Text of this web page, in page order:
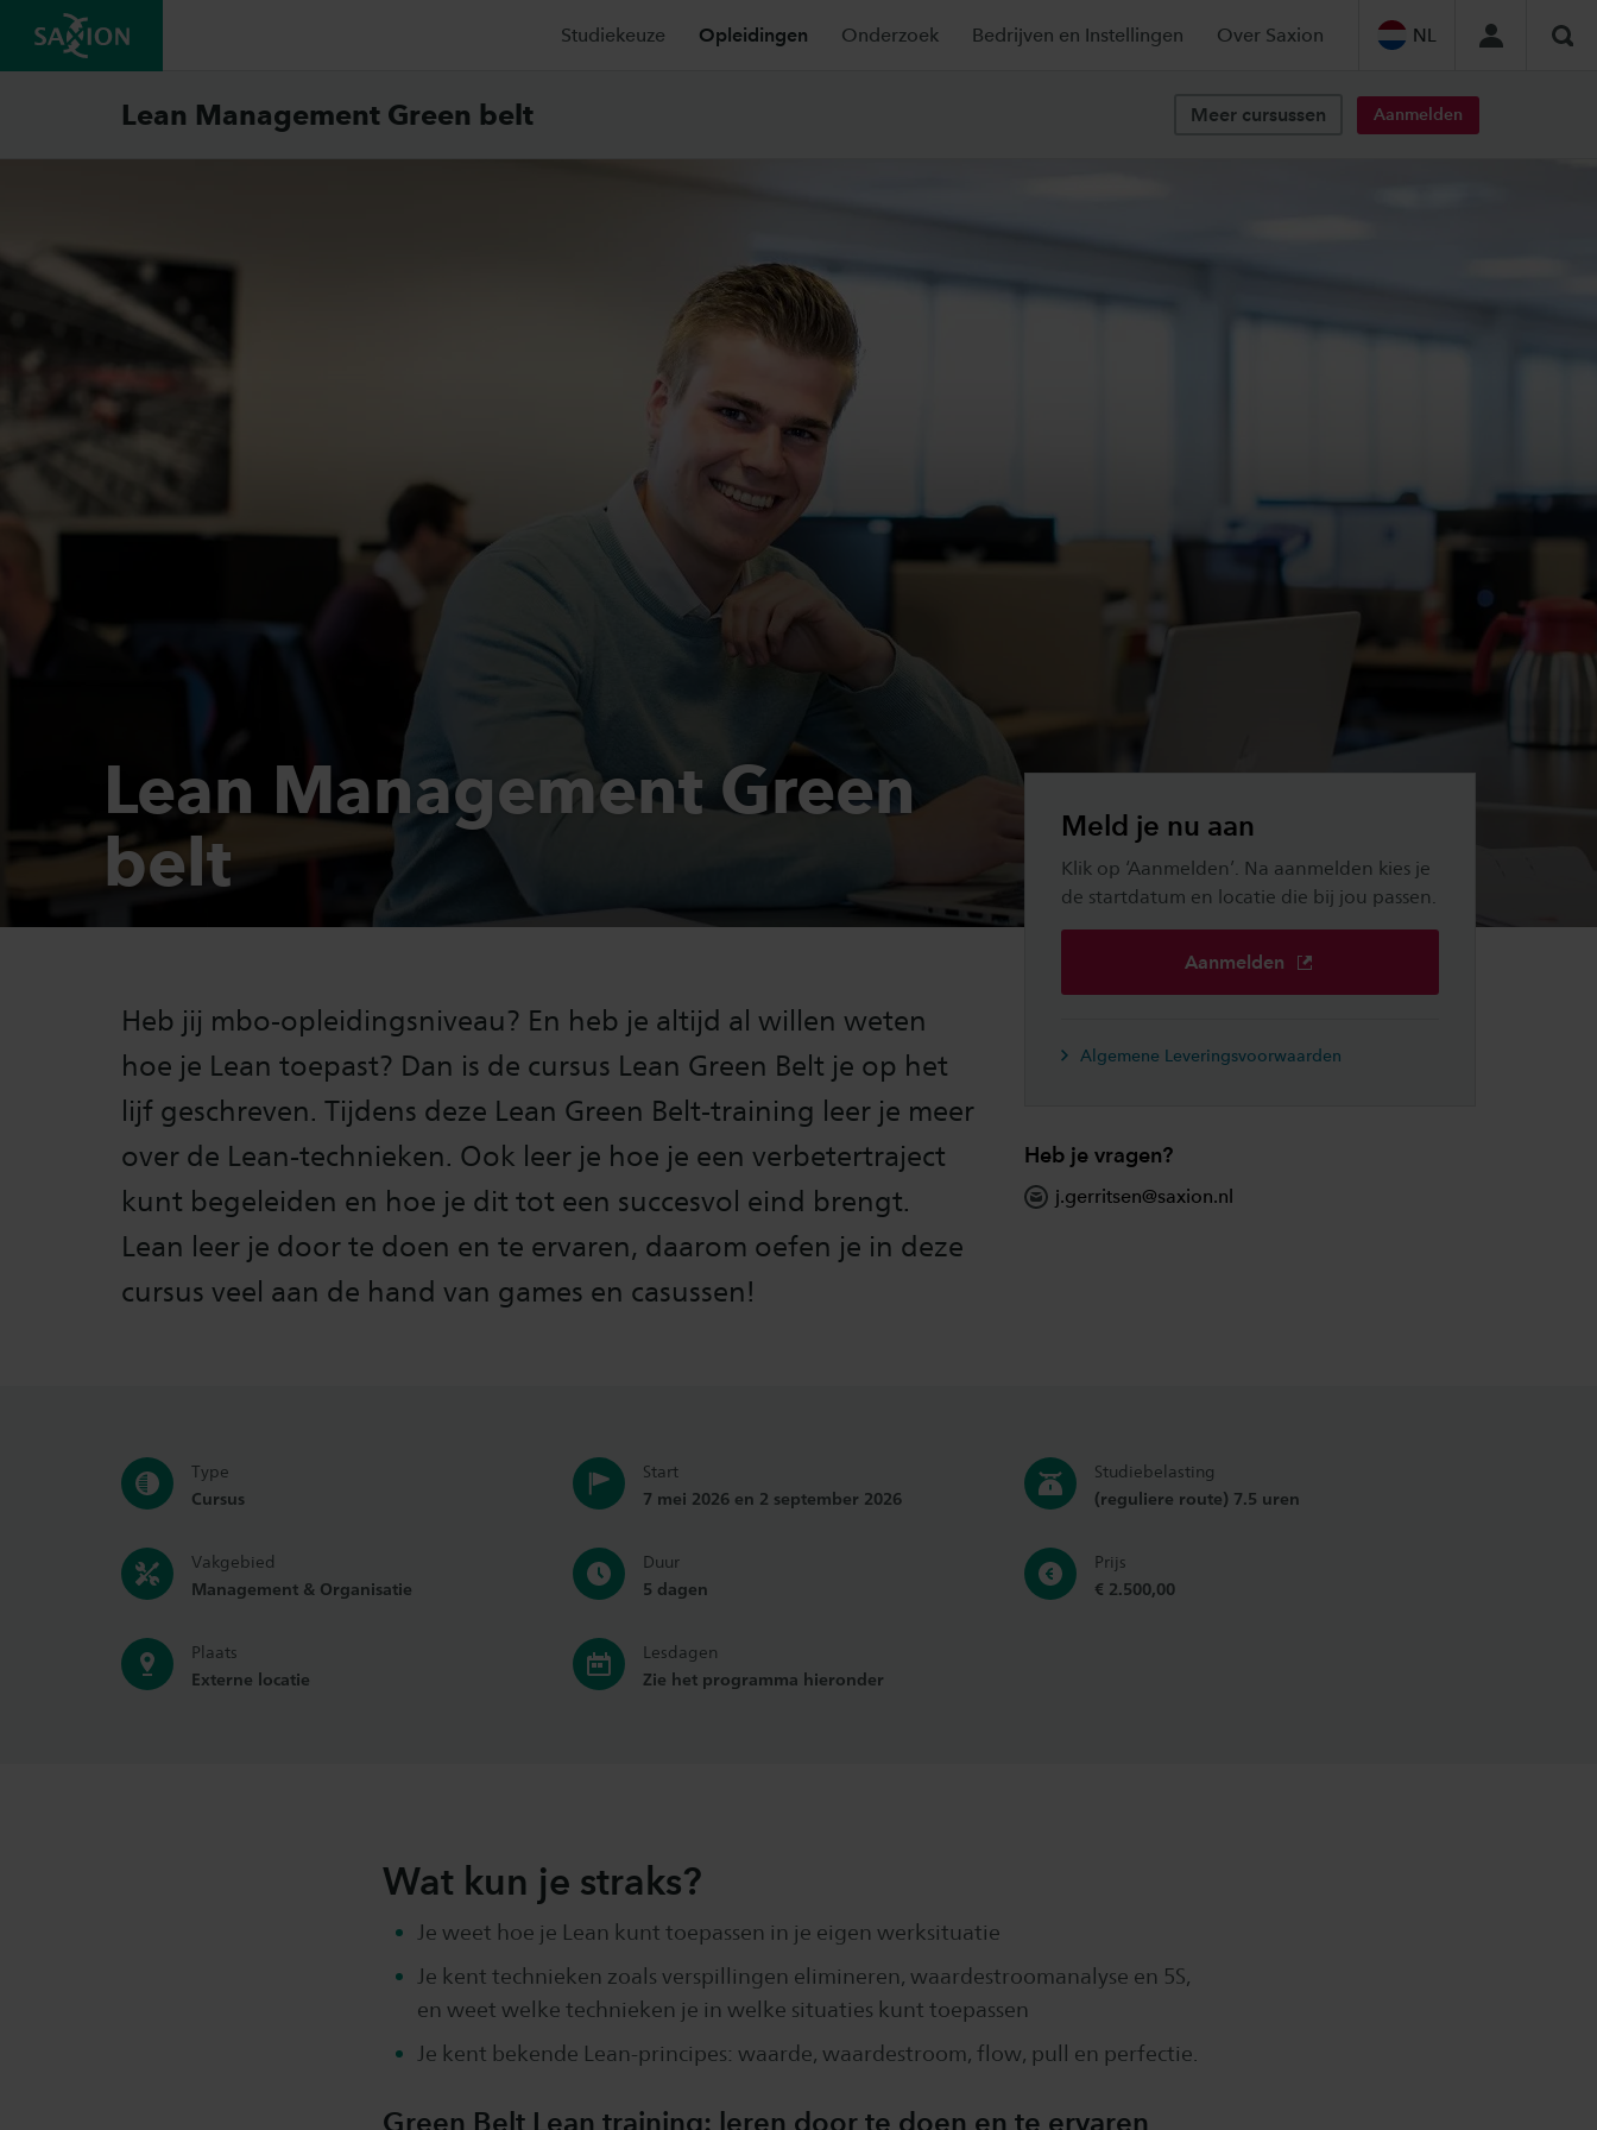
Studiekeuze Opleidingen Onderzoek Bedrijven en Instellingen Over Saxion NL
Lean Management Green belt Meer cursussen Aanmelden
Lean Management Green
belt
Heb jij mbo-opleidingsniveau? En heb je altijd al willen weten
hoe je Lean toepast? Dan is de cursus Lean Green Belt je op het
lijf geschreven. Tijdens deze Lean Green Belt-training leer je meer
over de Lean-technieken. Ook leer je hoe je een verbetertraject
kunt begeleiden en hoe je dit tot een succesvol eind brengt.
Lean leer je door te doen en te ervaren, daarom oefen je in deze
cursus veel aan de hand van games en casussen!
Meld je nu aan
Klik op ‘Aanmelden’. Na aanmelden kies je
de startdatum en locatie die bij jou passen.
Aanmelden
Algemene Leveringsvoorwaarden
Heb je vragen?
j.gerritsen@saxion.nl
Type
Cursus
Start
7 mei 2026 en 2 september 2026
Studiebelasting
(reguliere route) 7.5 uren
Vakgebied
Management & Organisatie
Duur
5 dagen
Prijs
€ 2.500,00
Plaats
Externe locatie
Lesdagen
Zie het programma hieronder
Wat kun je straks?
Je weet hoe je Lean kunt toepassen in je eigen werksituatie
Je kent technieken zoals verspillingen elimineren, waardestroomanalyse en 5S,
en weet welke technieken je in welke situaties kunt toepassen
Je kent bekende Lean-principes: waarde, waardestroom, flow, pull en perfectie.
Green Belt Lean training: leren door te doen en te ervaren